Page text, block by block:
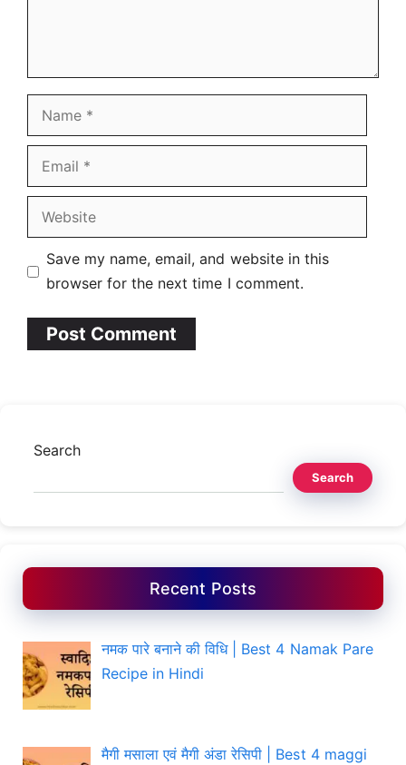
Name
Email
Website
Save my name, email, and website in this
browser for the next time I comment.
Search
Search
Recent Posts
नमक पारे बनाने की विधि | Best 4 Namak Pare
Recipe in Hindi
मैगी मसाला एवं मैगी अंडा रेसिपी | Best 4 maggi